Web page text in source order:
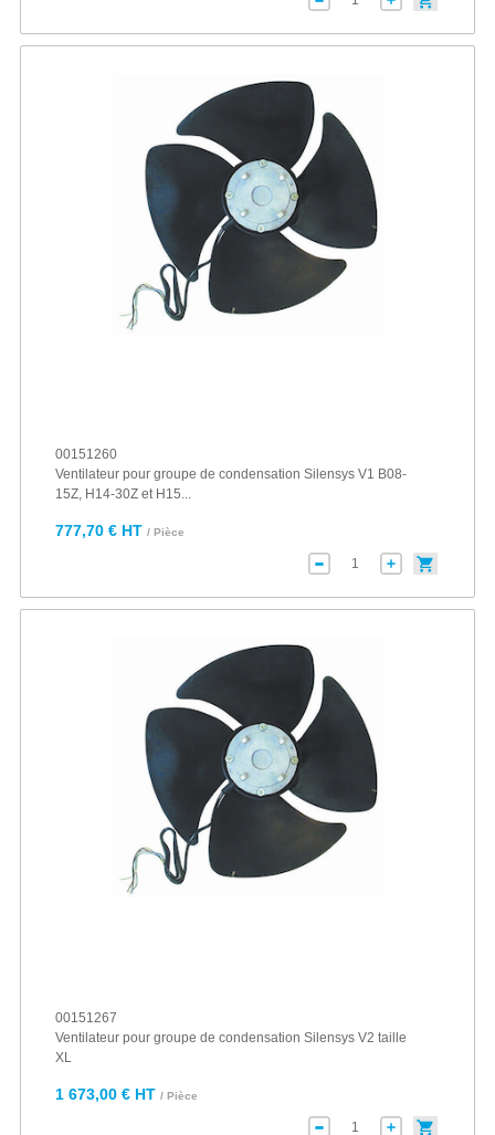
00151260
Ventilateur pour groupe de condensation Silensys V1 B08-
15Z, H14-30Z et H15...
777,70 € HT / Pièce
00151267
Ventilateur pour groupe de condensation Silensys V2 taille
XL
1 673,00 € HT / Pièce